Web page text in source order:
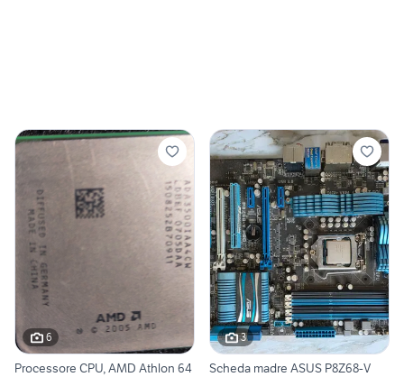
6
Processore CPU, AMD Athlon 64
3
Scheda madre ASUS P8Z68-V